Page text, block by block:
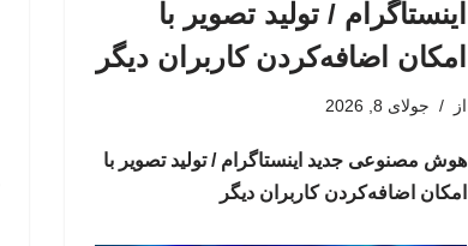
اینستاگرام / تولید تصویر با
امکان اضافه‌کردن کاربران دیگر
از جولای 8, 2026
هوش مصنوعی جدید اینستاگرام / تولید تصویر با
امکان اضافه‌کردن کاربران دیگر